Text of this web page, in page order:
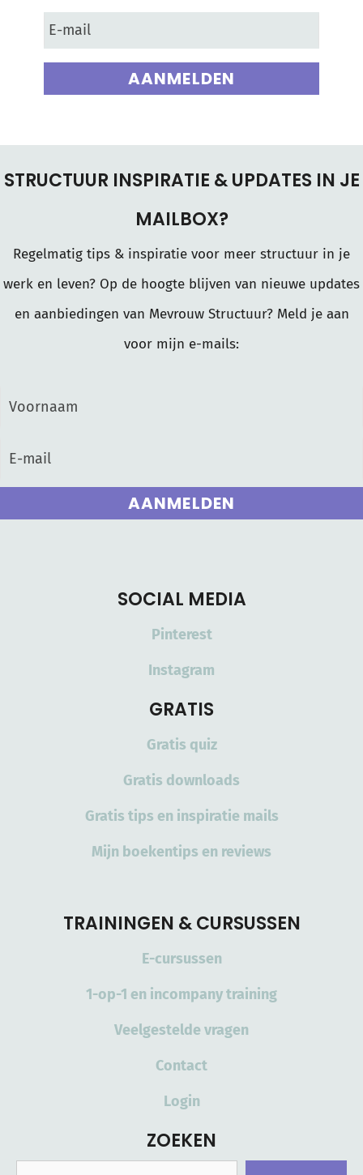
AANMELDEN
STRUCTUUR INSPIRATIE & UPDATES IN JE
MAILBOX?
Regelmatig tips & inspiratie voor meer structuur in je
werk en leven? Op de hoogte blijven van nieuwe updates
en aanbiedingen van Mevrouw Structuur? Meld je aan
voor mijn e-mails:
AANMELDEN
SOCIAL MEDIA
Pinterest
Instagram
GRATIS
Gratis quiz
Gratis downloads
Gratis tips en inspiratie mails
Mijn boekentips en reviews
TRAININGEN & CURSUSSEN
E-cursussen
1-op-1 en incompany training
Veelgestelde vragen
Contact
Login
ZOEKEN